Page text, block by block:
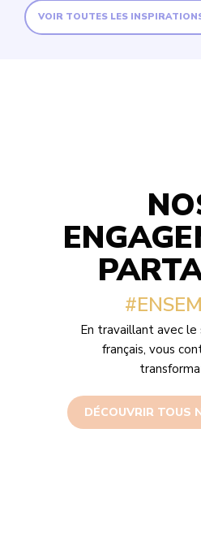
VOIR TOUTES LES
En travaillant avec
français, vous
DÉCOUVRIR TOUS